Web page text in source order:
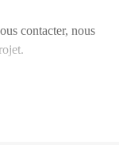
contacter, nous